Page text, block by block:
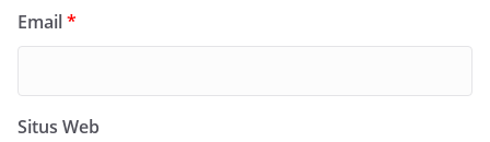
Email*
Situs Web